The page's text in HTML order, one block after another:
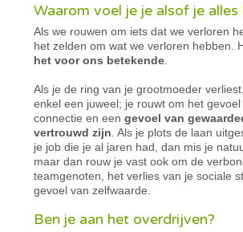
Waarom voel je je alsof je
Als we rouwen om iets dat we verloren
het zelden om wat we verloren hebben.
het voor ons betekende
Als je de ring van je grootmoeder
enkel een juweel; je rouwt om het gevoel
connectie en eengevoel van
vertrouwd zijn . Als je plots de laan
je job die je al jaren had, dan mis je
maar dan rouw je vast ook om de
teamgenoten, het verlies van je sociale
gevoel van zelfwaarde.
Ben je aan het overdrijven?